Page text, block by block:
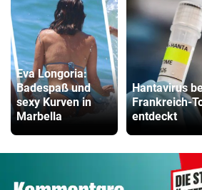
Eva Longoria:
Badespaß und
sexy Kurven in
Marbella
Hantavirus
Frankreich-
entdeckt